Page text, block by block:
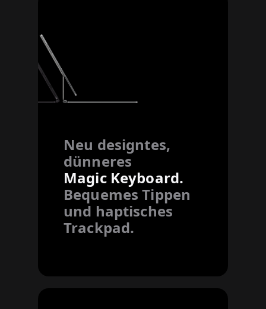
Neu designtes,
dünneres
Magic Keyboard.
Bequemes Tippen
und haptisches
Trackpad.